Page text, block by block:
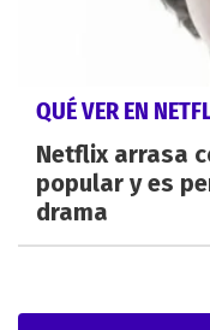
QUÉ VER EN
Netflix arrasa
popular y es
drama